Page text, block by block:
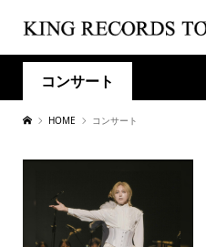
コンサート
HOME コンサート